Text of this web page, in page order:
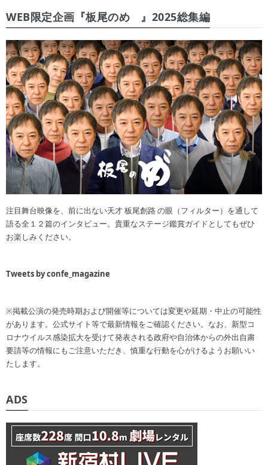
WEB限定企画『板尾のめ゙』2025総集編
注目舞台映像を、前に出ない天才 板尾創路 の眼（フィルター）を通して
語る全１２篇のインタビュー。貴重なステージ鑑賞ガイドとしてもぜひ
お楽しみください。
Tweets by confe_magazine
※掲載公演の発売時期および開催等については変更や延期・中止の可能性
があります。公式サイト等で最新情報をご確認ください。なお、新型コ
ロナウイルス感染拡大を受けて発表される政府や自治体からの外出自粛
要請等の情報にもご注意いただき、慎重な行動を心がけるようお願いい
たします。
ADS